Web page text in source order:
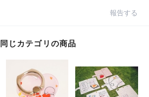
報告する
同じカテゴリの商品